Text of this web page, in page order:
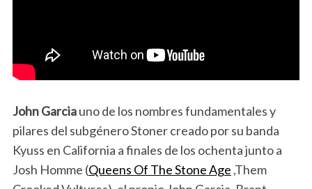
John Garciauno de los nombres fundamentales y
pilares del subgénero Stoner creado por su banda
Kyuss en California a finales de los ochenta junto a
Josh Homme (Queens Of The Stone Age ,Them